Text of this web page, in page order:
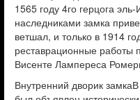
1565 году 4го герцога
наследниками замка
ветшал, и только в 1914
реставрационные работы
Висенте Лампереса
Внутренний дворик